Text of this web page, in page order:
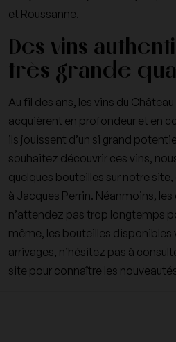
et Roussanne.
Des vins
très grande
Au fil des ans, les vins du
acquièrent en profondeur et en
ils jouissent d’un si grand
souhaitez découvrir ces vins,
quelques bouteilles sur notre
à Jacques Perrin. Néanmoins,
n’attendez pas trop longtemps
même, les bouteilles disponibles
arrivages, n’hésitez pas à
site pour connaître les